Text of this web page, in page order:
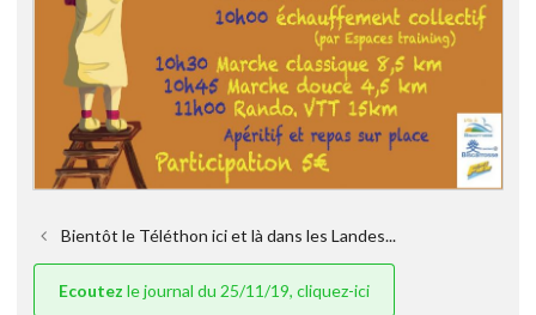
Bientôt le Téléthon ici et là dans les Landes...
Ecoutez le journal du 25/11/19, cliquez-ici